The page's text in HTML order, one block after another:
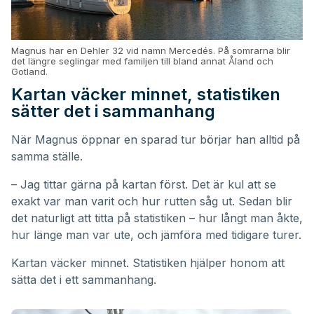
Magnus har en Dehler 32 vid namn Mercedés. På somrarna blir
det längre seglingar med familjen till bland annat Åland och
Gotland.
Kartan väcker minnet, statistiken
sätter det i sammanhang
När Magnus öppnar en sparad tur börjar han alltid på
samma ställe.
– Jag tittar gärna på kartan först. Det är kul att se
exakt var man varit och hur rutten såg ut. Sedan blir
det naturligt att titta på statistiken – hur långt man åkte,
hur länge man var ute, och jämföra med tidigare turer.
Kartan väcker minnet. Statistiken hjälper honom att
sätta det i ett sammanhang.